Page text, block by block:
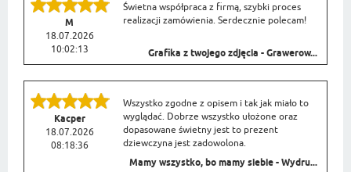
M
18.07.2026
10:02:13
Świetna współpraca z firmą, szybki proces
realizacji zamówienia. Serdecznie polecam!
Grafika z twojego zdjęcia - Grawerow...
Kacper
18.07.2026
08:18:36
Wszystko zgodne z opisem i tak jak miało to
wyglądać. Dobrze wszystko ułożone oraz
dopasowane świetny jest to prezent
dziewczyna jest zadowolona.
Mamy wszystko, bo mamy siebie - Wydru...